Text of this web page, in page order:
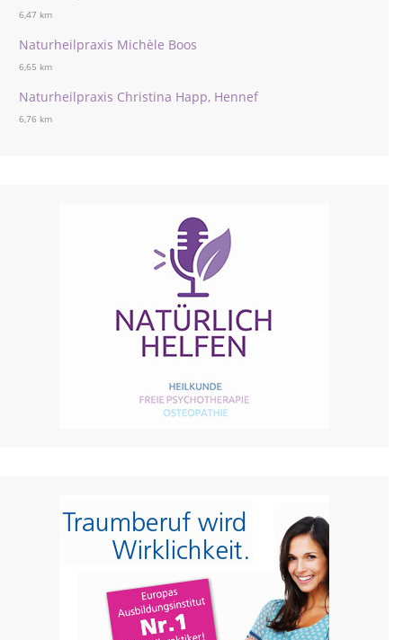
6,47 km
Naturheilpraxis Michèle Boos
6,65 km
Naturheilpraxis Christina Happ, Hennef
6,76 km